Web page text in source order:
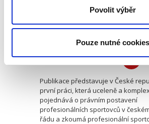
Povolit výběr
Pouze nutné cookies
Hynek Růžička
450,00 Kč
Publikace představuje v České
první práci, která uceleně a
pojednává o právním postavení
profesionálních sportovců v
řádu a zkoumá profesionální